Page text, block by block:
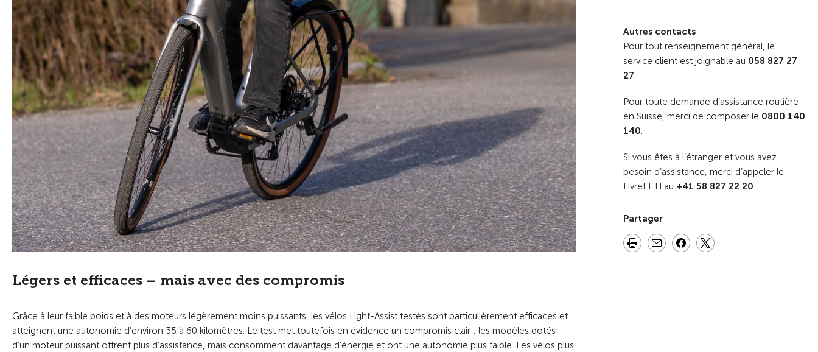
Légers et efficaces – mais avec des compromis
Grâce à leur faible poids et à des moteurs légèrement moins puissants, les vélos Light-Assist testés sont particulièrement efficaces et
atteignent une autonomie d’environ 35 à 60 kilomètres. Le test met toutefois en évidence un compromis clair : les modèles dotés
d’un moteur puissant offrent plus d’assistance, mais consomment davantage d’énergie et ont une autonomie plus faible. Les vélos plus
Autres contacts
Pour tout renseignement général, le
service client est joignable au 058 827 27
27.
Pour toute demande d’assistance routière
en Suisse, merci de composer le 0800 140
140.
Si vous êtes à l’étranger et vous avez
besoin d’assistance, merci d’appeler le
Livret ETI au +41 58 827 22 20.
Partager